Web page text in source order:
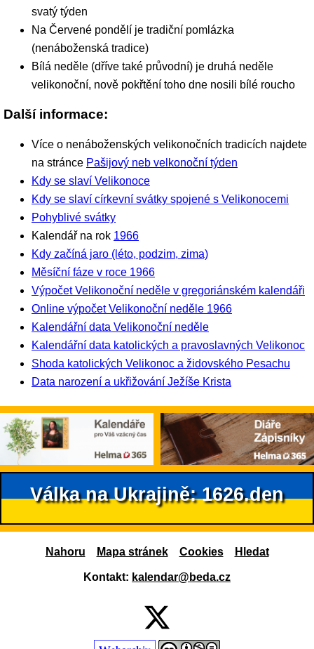
svatý týden
Na Červené pondělí je tradiční pomlázka
(nenáboženská tradice)
Bílá neděle (dříve také průvodní) je druhá neděle
velikonoční, nově pokřtění toho dne nosili bílé roucho
Další informace:
Více o nenáboženských velikonočních tradicích najdete
na stránce Pašijový neb velkonoční týden
Kdy se slaví Velikonoce
Kdy se slaví církevní svátky spojené s Velikonocemi
Pohyblivé svátky
Kalendář na rok 1966
Kdy začíná jaro (léto, podzim, zima)
Měsíční fáze v roce 1966
Výpočet Velikonoční neděle v gregoriánském kalendáři
Online výpočet Velikonoční neděle 1966
Kalendářní data Velikonoční neděle
Kalendářní data katolických a pravoslavných Velikonoc
Shoda katolických Velikonoc a židovského Pesachu
Data narození a ukřižování Ježíše Krista
Válka na Ukrajině: 1626.den
Nahoru Mapa stránek Cookies Hledat
Kontakt: kalendar@beda.cz